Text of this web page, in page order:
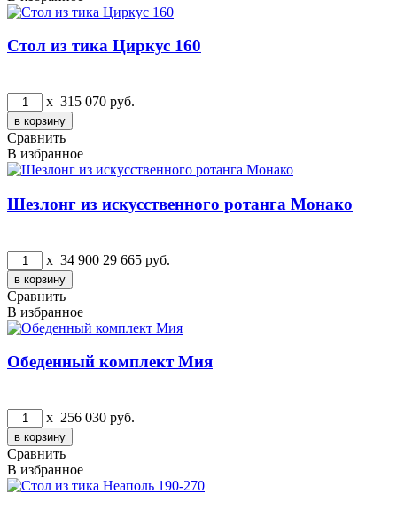
Стол из тика Циркус 160
x 315 070 руб.
Сравнить
В избранное
Шезлонг из искусственного ротанга Монако
x 34 900 29 665 руб.
Сравнить
В избранное
Обеденный комплект Мия
x 256 030 руб.
Сравнить
В избранное